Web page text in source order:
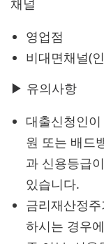
영업점
비대면채널(
▶ 유의사항
대출신청인
원 또는 배드
과 신용등급
있습니다.
금리재산정
하시는 경우